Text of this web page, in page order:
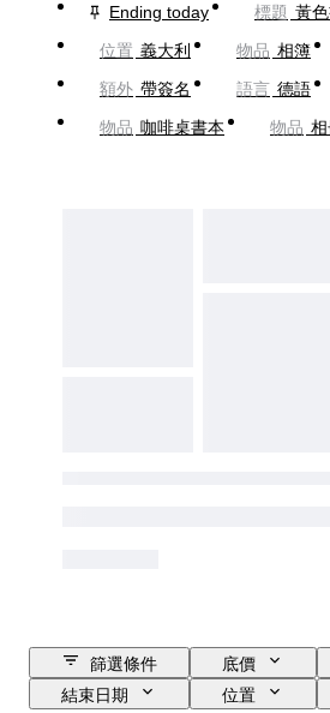
Ending today
標題 黃色
位置 義大利 物品 相簿
額外 帶簽名 語言 德語
物品 咖啡桌書本 物品
篩選條件 底價
結束日期
位置